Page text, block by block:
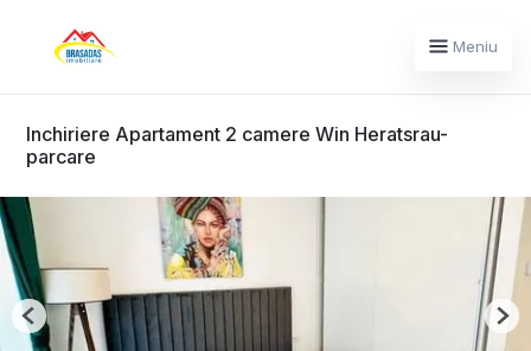
Meniu
Inchiriere Apartament 2 camere Win Heratsrau-
parcare
Previous